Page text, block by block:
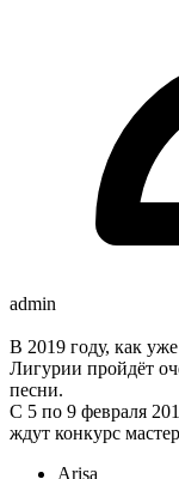
admin
В 2019 году, как
Лигурии пройдёт
песни.
С 5 по 9 февраля
ждут конкурс
Arisa